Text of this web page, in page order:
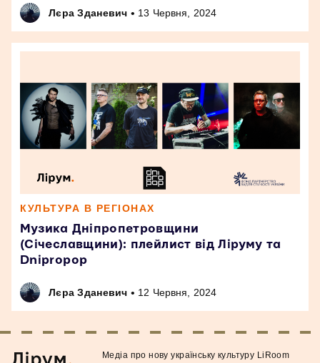
Лєра Зданевич • 13 Червня, 2024
КУЛЬТУРА В РЕГІОНАХ
Музика Дніпропетровщини
(Січеславщини): плейлист від Ліруму та
Dnipropop
Лєра Зданевич • 12 Червня, 2024
Медiа про нову українську культуру LiRoom